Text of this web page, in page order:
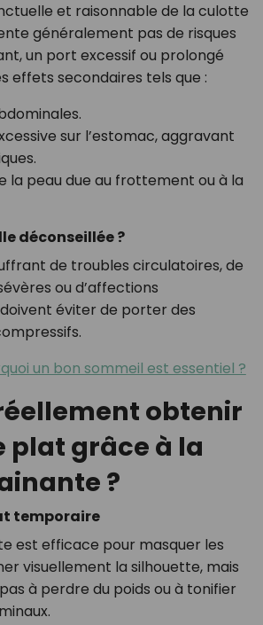
et raisonnable de la culotte
généralement pas de risques
un port excessif ou prolongé
effets secondaires tels que :
sur l’estomac, aggravant
la peau due au frottement ou à la
déconseillée ?
de troubles circulatoires, de
ou d’affections
éviter de porter des
un bon sommeil est essentiel ?
obtenir
plat grâce à la
?
temporaire
est efficace pour masquer les
visuellement la silhouette, mais
à perdre du poids ou à tonifier